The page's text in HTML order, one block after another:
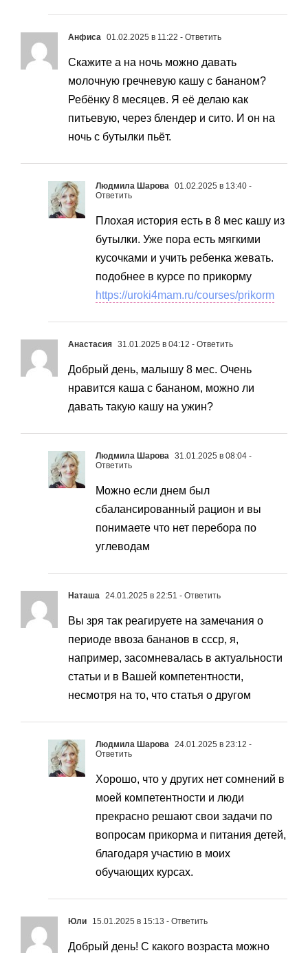
Анфиса 01.02.2025 в 11:22 - Ответить
Скажите а на ночь можно давать
молочную гречневую кашу с бананом?
Ребёнку 8 месяцев. Я её делаю как
питьевую, через блендер и сито. И он на
ночь с бутылки пьёт.
Людмила Шарова 01.02.2025 в 13:40 -
Ответить
Плохая история есть в 8 мес кашу из
бутылки. Уже пора есть мягкими
кусочками и учить ребенка жевать.
подобнее в курсе по прикорму
https://uroki4mam.ru/courses/prikorm
Анастасия 31.01.2025 в 04:12 - Ответить
Добрый день, малышу 8 мес. Очень
нравится каша с бананом, можно ли
давать такую кашу на ужин?
Людмила Шарова 31.01.2025 в 08:04 -
Ответить
Можно если днем был
сбалансированный рацион и вы
понимаете что нет перебора по
углеводам
Наташа 24.01.2025 в 22:51 - Ответить
Вы зря так реагируете на замечания о
периоде ввоза бананов в ссср, я,
например, засомневалась в актуальности
статьи и в Вашей компетентности,
несмотря на то, что статья о другом
Людмила Шарова 24.01.2025 в 23:12 -
Ответить
Хорошо, что у других нет сомнений в
моей компетентности и люди
прекрасно решают свои задачи по
вопросам прикорма и питания детей,
благодаря участию в моих
обучающих курсах.
Юли 15.01.2025 в 15:13 - Ответить
Добрый день! С какого возраста можно